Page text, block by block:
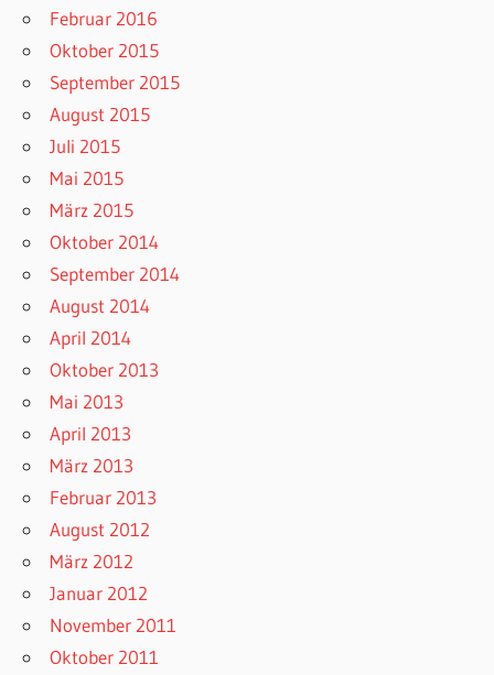
Februar 2016
Oktober 2015
September 2015
August 2015
Juli 2015
Mai 2015
März 2015
Oktober 2014
September 2014
August 2014
April 2014
Oktober 2013
Mai 2013
April 2013
März 2013
Februar 2013
August 2012
März 2012
Januar 2012
November 2011
Oktober 2011